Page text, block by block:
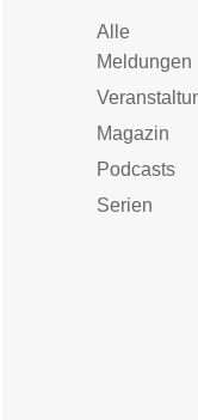
Alle
Meldungen
Magazin
Podcasts
Serien